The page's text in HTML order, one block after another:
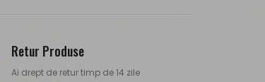
Retur Produse
Ai drept de retur timp de 14 zile